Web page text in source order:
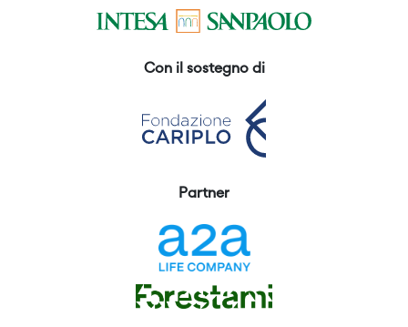
Con il sostegno di
Partner